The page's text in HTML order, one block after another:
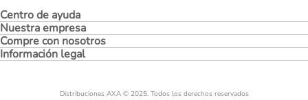
Centro de ayuda
Nuestra empresa
Compre con nosotros
Información legal
Distribuciones AXA © 2025. Todos los derechos reservados